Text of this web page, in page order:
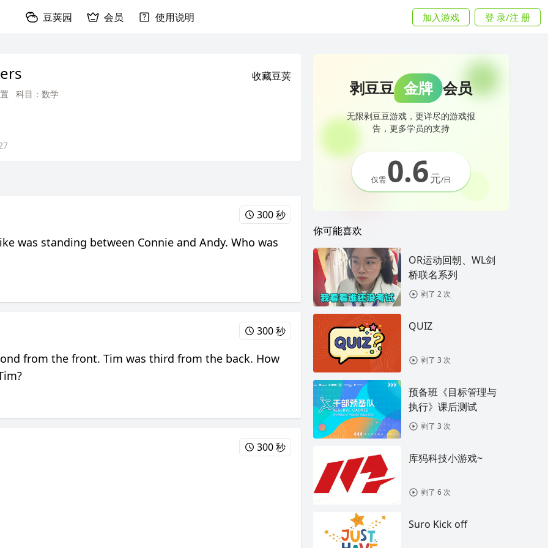
豆荚园 会员 使用说明 加入游戏 登 录/注 册
收藏豆荚
科目：数学
300 秒
was standing between Connie and Andy. Who was
300 秒
from the front. Tim was third from the back. How
300 秒
剥豆豆 金牌 会员
无限剥豆豆游戏，更详尽的游戏报
告，更多学员的支持
仅需0.6元/日
你可能喜欢
OR运动回朝、WL剑
桥联名系列
剥了 2 次
QUIZ
剥了 3 次
预备班《目标管理与
执行》课后测试
剥了 3 次
库犸科技小游戏~
剥了 6 次
Suro Kick off